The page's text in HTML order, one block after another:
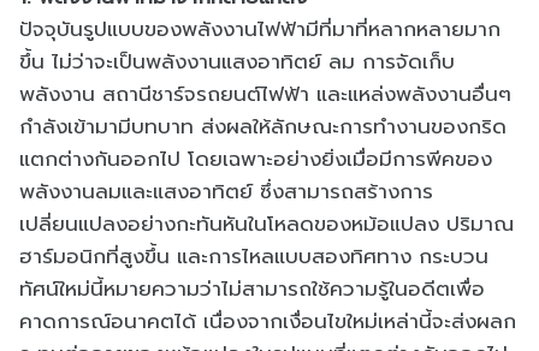
ปัจจุบันรูปแบบของพลังงานไฟฟ้ามีที่มาที่หลากหลายมาก
ขึ้น ไม่ว่าจะเป็นพลังงานแสงอาทิตย์ ลม การจัดเก็บ
พลังงาน สถานีชาร์จรถยนต์ไฟฟ้า และแหล่งพลังงานอื่นๆ
กำลังเข้ามามีบทบาท ส่งผลให้ลักษณะการทำงานของกริด
แตกต่างกันออกไป โดยเฉพาะอย่างยิ่งเมื่อมีการพีคของ
พลังงานลมและแสงอาทิตย์ ซึ่งสามารถสร้างการ
เปลี่ยนแปลงอย่างกะทันหันในโหลดของหม้อแปลง ปริมาณ
ฮาร์มอนิกที่สูงขึ้น และการไหลแบบสองทิศทาง กระบวน
ทัศน์ใหม่นี้หมายความว่าไม่สามารถใช้ความรู้ในอดีตเพื่อ
คาดการณ์อนาคตได้ เนื่องจากเงื่อนไขใหม่เหล่านี้จะส่งผลก